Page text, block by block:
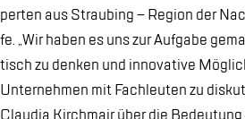
per­ten aus Strau­bing – Re­gi­on der
fe. „Wir ha­ben es uns zur Auf­ga­be
tisch zu den­ken und in­no­va­ti­ve
Un­ter­neh­men mit Fach­leu­ten zu
Clau­dia Kirch­mair über die